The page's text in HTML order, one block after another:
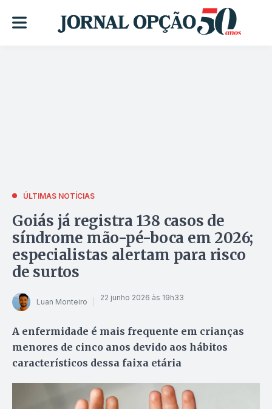
ÚLTIMAS NOTÍCIAS
Goiás já registra 138 casos de
síndrome mão-pé-boca em 2026;
especialistas alertam para risco
de surtos
Luan Monteiro 22 junho 2026 às 19h33
A enfermidade é mais frequente em crianças
menores de cinco anos devido aos hábitos
característicos dessa faixa etária